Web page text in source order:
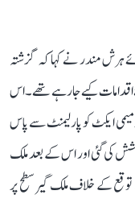
ہرش مندر نے کہا کہ گزشتہ
اقدامات کیے جارہے تھے۔اس
ایکٹ کو پارلیمنٹ سے پاس
کی گئی اور اس کے بعد ملک
کے خلاف ملک گیر سطح پر